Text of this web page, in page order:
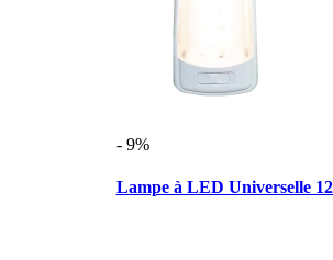
- 9%
Lampe à LED Universelle